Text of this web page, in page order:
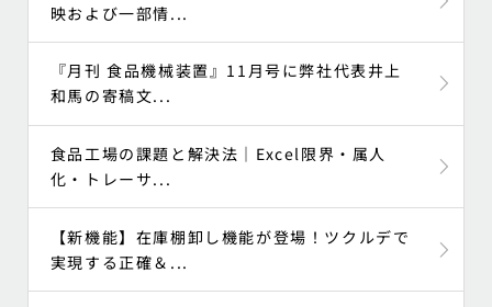
映および一部情...
『月刊 食品機械装置』11月号に弊社代表井上
和馬の寄稿文...
食品工場の課題と解決法｜Excel限界・属人
化・トレーサ...
【新機能】在庫棚卸し機能が登場！ツクルデで
実現する正確＆...